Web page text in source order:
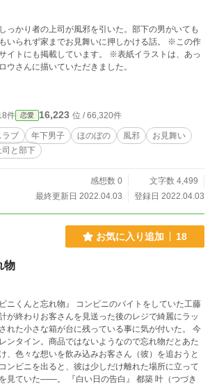
っかり者の上司が風邪を引いた。部下の男がいても
いられず家までお見舞いに押しかける話。 ※この作
イトにも掲載しています。 ※表紙イラストは、あっ
ウさんに描いていただきました。
件 恋愛 16,223 位 / 66,320件
ラブ 年下男子 ほのぼの 風邪
お見舞い
司と部下
感想数 0
文字数 4,499
最終更新日 2022.04.03
登録日 2022.04.03
お気に入り追加 18
物
ビニくんと忘れ物』 コンビニのバイトをしていた工藤
が終わりお客さんを見送った後のレジで綺麗にラッ
れた小さな箱が台に残っている事に気が付いた。 今
ンタイン。商品ではないようなので忘れ物だとあた
、色々な想いを飲み込みお客さん（彼）を追おうと
ンビニを出ると、彼は少しだけ離れた場所に立って
。 『白い日の告白』 都築 叶（つづき